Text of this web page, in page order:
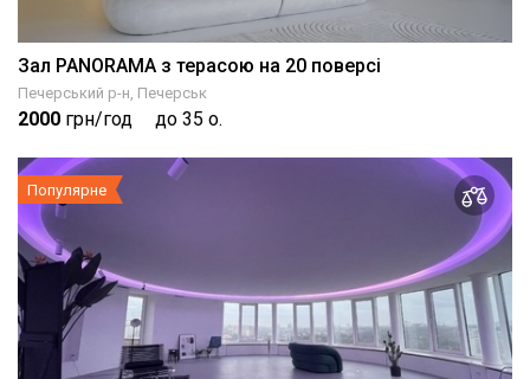
Зал PANORAMA з терасою на 20 поверсі
Печерський р-н, Печерськ
2000 грн/год до 35 о.
Популярне